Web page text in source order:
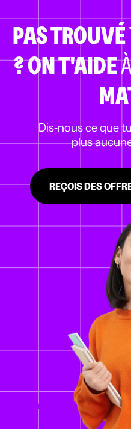
PAS TROUVÉ
?ON T'AIDE
Dis-nous ce que
plus
REÇOIS DES